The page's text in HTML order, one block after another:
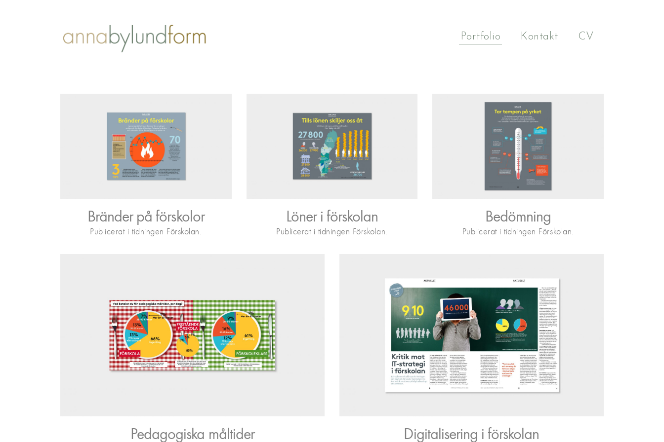
Portfolio Kontakt CV
Bränder på förskolor
Publicerat i tidningen Förskolan.
Löner i förskolan
Publicerat i tidningen Förskolan.
Bedömning
Publicerat i tidningen Förskolan.
Pedagogiska måltider Digitalisering i förskolan